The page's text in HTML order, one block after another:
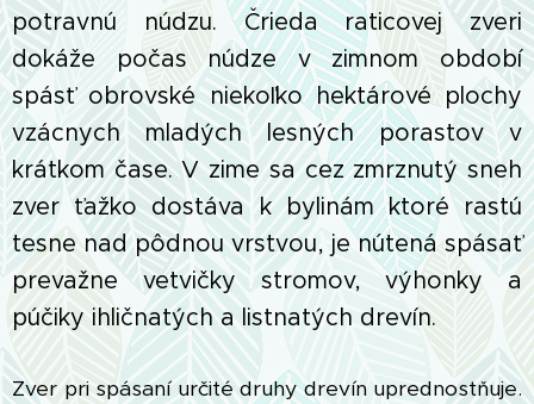
potravnú núdzu. Črieda raticovej zveri
dokáže počas núdze v zimnom období
spásť obrovské niekoľko hektárové plochy
vzácnych mladých lesných porastov v
krátkom čase. V zime sa cez zmrznutý sneh
zver ťažko dostáva k bylinám ktoré rastú
tesne nad pôdnou vrstvou, je nútená spásať
prevažne vetvičky stromov, výhonky a
púčiky ihličnatých a listnatých drevín.
Zver pri spásaní určité druhy drevín uprednostňuje.